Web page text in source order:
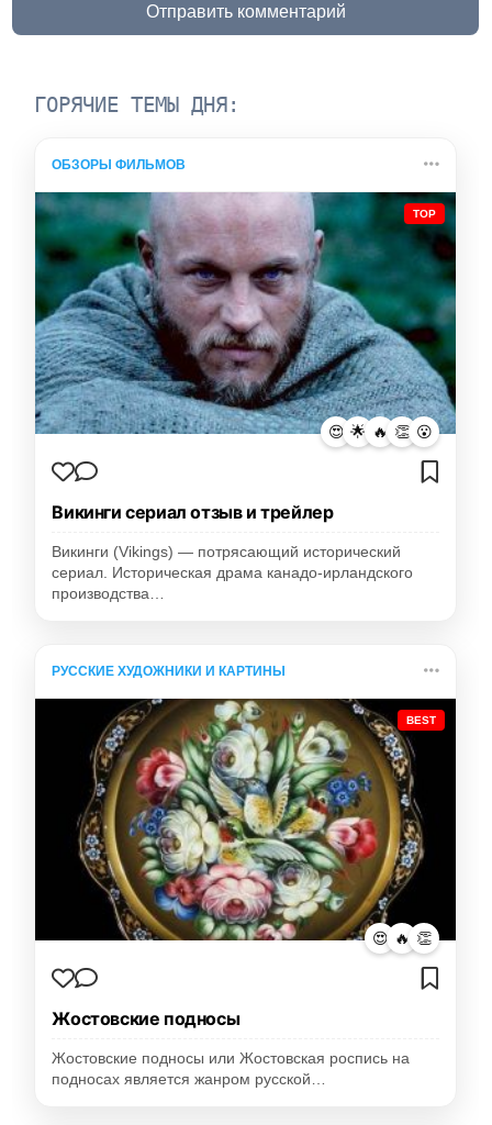
Отправить комментарий
ГОРЯЧИЕ ТЕМЫ ДНЯ:
ОБЗОРЫ ФИЛЬМОВ
TOP
😍 🌟 🔥 👏 😮
Викинги сериал отзыв и трейлер
Викинги (Vikings) — потрясающий исторический
сериал. Историческая драма канадо-ирландского
производства…
РУССКИЕ ХУДОЖНИКИ И КАРТИНЫ
BEST
😍 🔥 👏
Жостовские подносы
Жостовские подносы или Жостовская роспись на
подносах является жанром русской…